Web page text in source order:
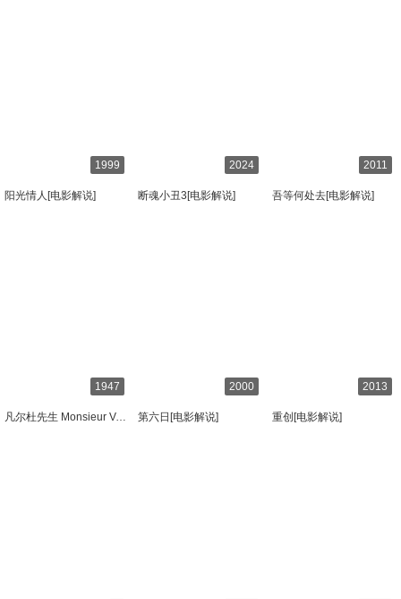
1999
阳光情人[电影解说]
2024
断魂小丑3[电影解说]
2011
吾等何处去[电影解说]
1947
凡尔杜先生 Monsieur Verdoux[电影解说]
2000
第六日[电影解说]
2013
重创[电影解说]